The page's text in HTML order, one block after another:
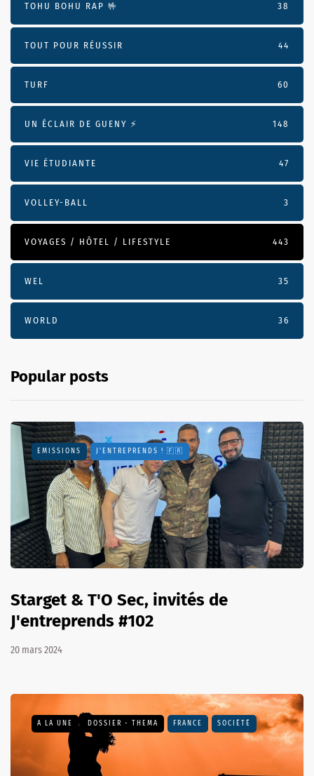
TOHU BOHU RAP 🤟 38
TOUT POUR RÉUSSIR 44
TURF 60
UN ÉCLAIR DE GUENY ⚡️ 148
VIE ÉTUDIANTE 47
VOLLEY-BALL 3
VOYAGES / HÔTEL / LIFESTYLE 443
WEL 35
WORLD 36
Popular posts
EMISSIONS J'ENTREPRENDS ! 🇫🇷
Starget & T'O Sec, invités de
J'entreprends #102
20 mars 2024
A LA UNE DOSSIER - THEMA FRANCE SOCIÉTÉ